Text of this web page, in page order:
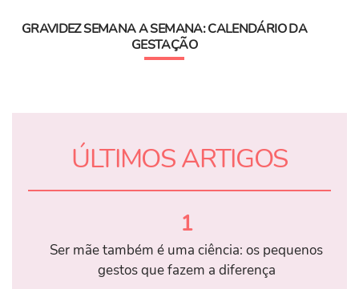
GRAVIDEZ SEMANA A SEMANA: CALENDÁRIO DA
GESTAÇÃO
ÚLTIMOS ARTIGOS
1
Ser mãe também é uma ciência: os pequenos
gestos que fazem a diferença